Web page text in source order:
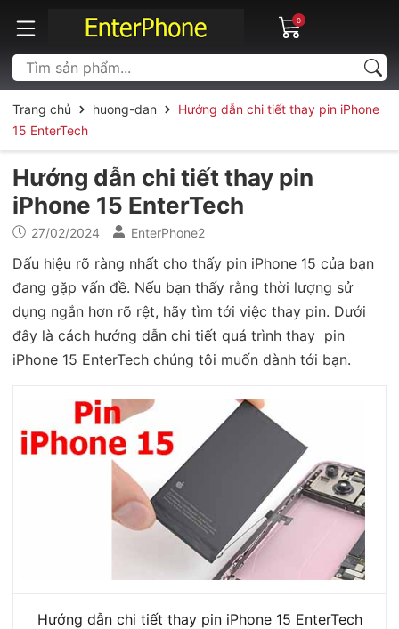
0
Trang chủ huong-dan
Hướng dẫn chi tiết thay pin iPhone
15 EnterTech
Hướng dẫn chi tiết thay pin
iPhone 15 EnterTech
27/02/2024 EnterPhone2
Dấu hiệu rõ ràng nhất cho thấy pin iPhone 15 của bạn
đang gặp vấn đề. Nếu bạn thấy rằng thời lượng sử
dụng ngắn hơn rõ rệt, hãy tìm tới việc thay pin. Dưới
đây là cách hướng dẫn chi tiết quá trình thay pin
iPhone 15 EnterTech chúng tôi muốn dành tới bạn.
Hướng dẫn chi tiết thay pin iPhone 15 EnterTech